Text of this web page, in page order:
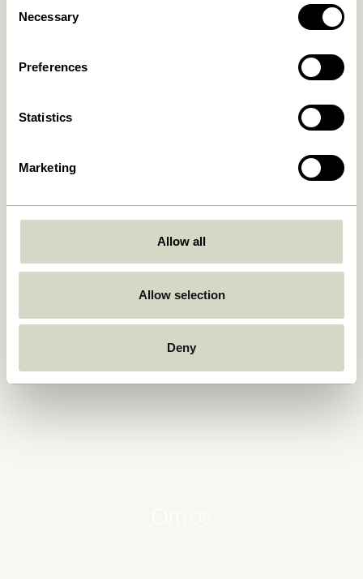
Selection
Necessary
Preferences
Statistics
Marketing
Allow all
Allow selection
Deny
de markerede produkter er certificeret som
STANDARD 100 by OEKO-TEX® med licensekode
Dette betyder, at vores produkter er testet for
overensstemmelse med OEKO-TEX ® retningslinjer.
www.oeko-tex.com/en/our-standards